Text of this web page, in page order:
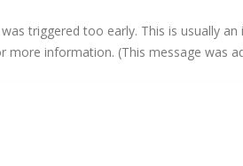
triggered too early. This is usually
more information. (This message was